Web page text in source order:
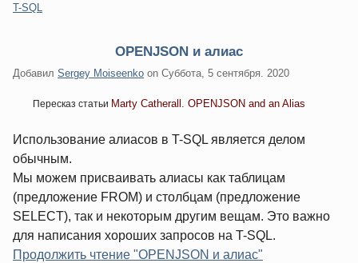
Категории:
T-SQL
OPENJSON и алиас
Добавил Sergey Moiseenko on Суббота, 5 сентября. 2020
Пересказ статьи Marty Catherall. OPENJSON and an Alias
Использование алиасов в T-SQL является делом
обычным.
Мы можем присваивать алиасы как таблицам
(предложение FROM) и столбцам (предложение
SELECT), так и некоторым другим вещам. Это важно
для написания хороших запросов на T-SQL.
Продолжить чтение "OPENJSON и алиас"